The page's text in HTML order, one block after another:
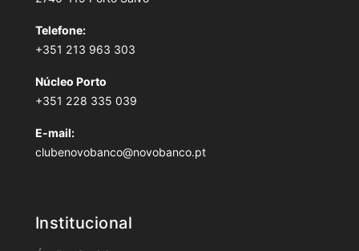
Telefone:
+351 213 963 303
Núcleo Porto
+351 228 335 039
E-mail:
clubenovobanco@novobanco.pt
Institucional